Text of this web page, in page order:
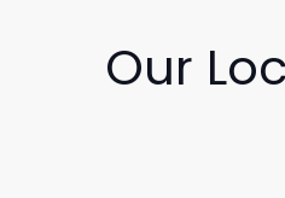
Our